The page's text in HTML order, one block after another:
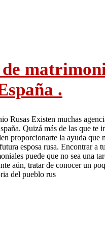
.
Rusas Existen muchas
Quizá más de las que te
proporcionarte la ayuda que
esposa rusa. Encontrar a
puede que no sea una
aún, tratar de conocer un
del pueblo rus